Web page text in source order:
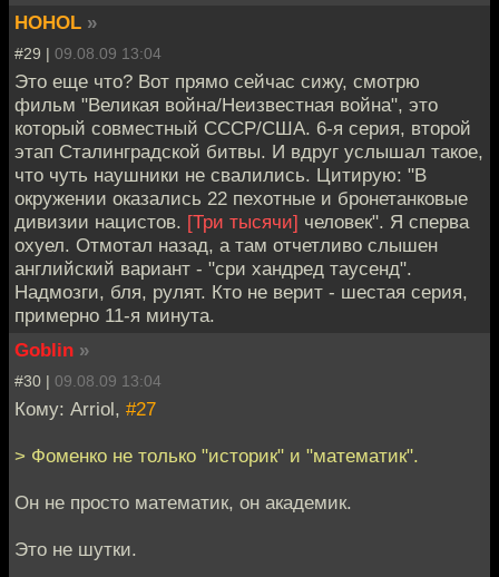
HOHOL »
#29 | 09.08.09 13:04
Это еще что? Вот прямо сейчас сижу, смотрю
фильм "Великая война/Неизвестная война", это
который совместный СССР/США. 6-я серия, второй
этап Сталинградской битвы. И вдруг услышал такое,
что чуть наушники не свалились. Цитирую: "В
окружении оказались 22 пехотные и бронетанковые
дивизии нацистов. [Три тысячи] человек". Я сперва
охуел. Отмотал назад, а там отчетливо слышен
английский вариант - "сри хандред таусенд".
Надмозги, бля, рулят. Кто не верит - шестая серия,
примерно 11-я минута.
Goblin »
#30 | 09.08.09 13:04
Кому: Arriol, #27
> Фоменко не только "историк" и "математик".
Он не просто математик, он академик.
Это не шутки.